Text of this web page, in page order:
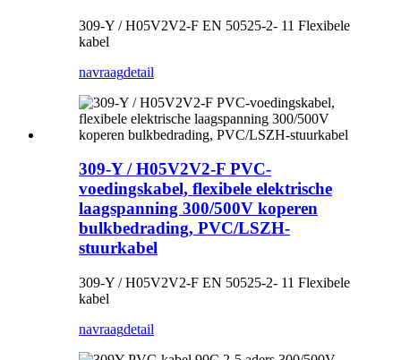
309-Y / H05V2V2-F EN 50525-2- 11 Flexibele
kabel
navraagdetail
309-Y / H05V2V2-F PVC-
voedingskabel, flexibele elektrische
laagspanning 300/500V koperen
bulkbedrading, PVC/LSZH-
stuurkabel
309-Y / H05V2V2-F EN 50525-2- 11 Flexibele
kabel
navraagdetail